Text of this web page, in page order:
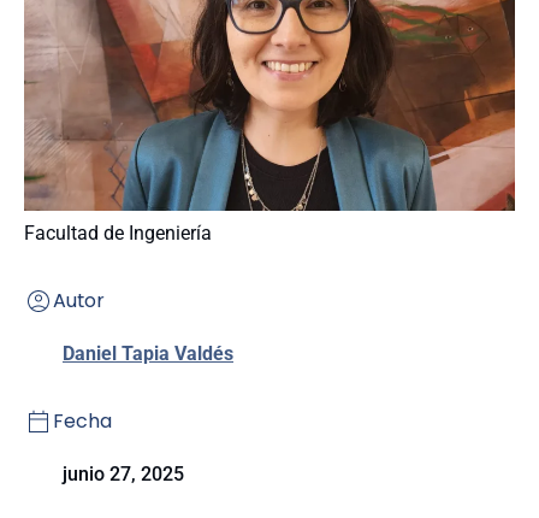
Facultad de Ingeniería
Autor
Daniel Tapia Valdés
Fecha
junio 27, 2025